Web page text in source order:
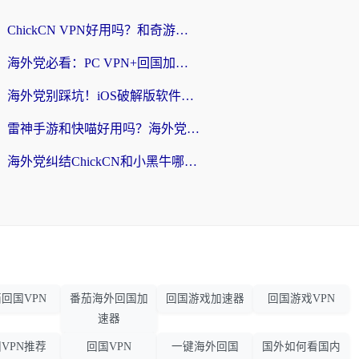
ChickCN VPN好用吗？和奇游手游VPN对比哪个回国效果更好？海外党亲测实用指南
海外党必看：PC VPN+回国加速器怎么选？无缝访问国内资源全攻略
海外党别踩坑！iOS破解版软件不可靠？教你选对回国加速器无缝看国内资源
雷神手游和快喵好用吗？海外党亲测5款回国加速器，附斧牛Bling对比+微信视频号解决办法
海外党纠结ChickCN和小黑牛哪个好？一篇帮你选对回国加速器的实用指南
国VPN
番茄海外回国加
速器
回国游戏加速器 回国游戏VPN
推荐 回国VPN 一键海外回国 国外如何看国内